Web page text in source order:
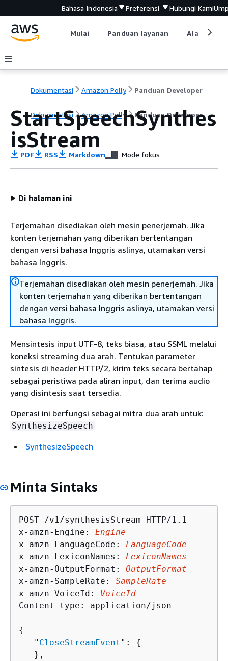
Bahasa Indonesia Preferensi Hubungi Kami
Mulai Panduan layanan Alat
Dokumentasi Amazon Polly Panduan Developer
Dokumentasi Amazon Polly Panduan Developer
StartSpeechSynthes
isStream
PDF RSS Markdown Mode fokus
Di halaman ini
Terjemahan disediakan oleh mesin penerjemah. Jika
konten terjemahan yang diberikan bertentangan
dengan versi bahasa Inggris aslinya, utamakan versi
bahasa Inggris.
Terjemahan disediakan oleh mesin penerjemah. Jika
konten terjemahan yang diberikan bertentangan
dengan versi bahasa Inggris aslinya, utamakan versi
bahasa Inggris.
Mensintesis input UTF-8, teks biasa, atau SSML melalui
koneksi streaming dua arah. Tentukan parameter
sintesis di header HTTP/2, kirim teks secara bertahap
sebagai peristiwa pada aliran input, dan terima audio
yang disintesis saat tersedia.
Operasi ini berfungsi sebagai mitra dua arah untuk:
SynthesizeSpeech
SynthesizeSpeech
Minta Sintaks
POST /v1/synthesisStream HTTP/1.1
x-amzn-Engine: Engine
x-amzn-LanguageCode: LanguageCode
x-amzn-LexiconNames: LexiconNames
x-amzn-OutputFormat: OutputFormat
x-amzn-SampleRate: SampleRate
x-amzn-VoiceId: VoiceId
Content-type: application/json
{
   "
CloseStreamEvent ": {
   },